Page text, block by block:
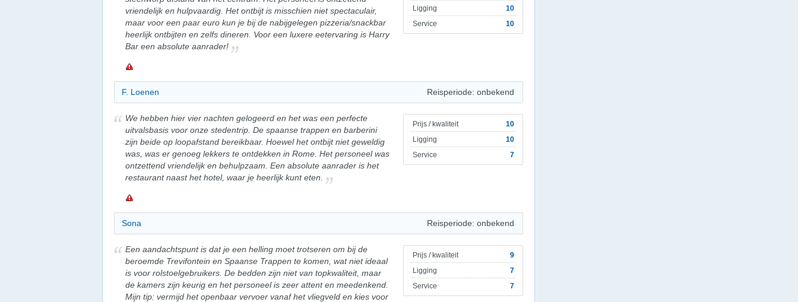
Ligging
10
Service
10
vriendelijk en hulpvaardig. Het ontbijt is misschien niet spectaculair,
maar voor een paar euro kun je bij de nabijgelegen pizzeria/snackbar
heerlijk ontbijten en zelfs dineren. Voor een luxere eetervaring is Harry
Bar een absolute aanrader!
F. Loenen Reisperiode: onbekend
Prijs / kwaliteit
10
Ligging
10
Service
7
We hebben hier vier nachten gelogeerd en het was een perfecte
uitvalsbasis voor onze stedentrip. De spaanse trappen en barberini
zijn beide op loopafstand bereikbaar. Hoewel het ontbijt niet geweldig
was, was er genoeg lekkers te ontdekken in Rome. Het personeel was
ontzettend vriendelijk en behulpzaam. Een absolute aanrader is het
restaurant naast het hotel, waar je heerlijk kunt eten.
Sona Reisperiode: onbekend
Prijs / kwaliteit
9
Ligging
7
Service
7
Een aandachtspunt is dat je een helling moet trotseren om bij de
beroemde Trevifontein en Spaanse Trappen te komen, wat niet ideaal
is voor rolstoelgebruikers. De bedden zijn niet van topkwaliteit, maar
de kamers zijn keurig en het personeel is zeer attent en meedenkend.
Mijn tip: vermijd het openbaar vervoer vanaf het vliegveld en kies voor